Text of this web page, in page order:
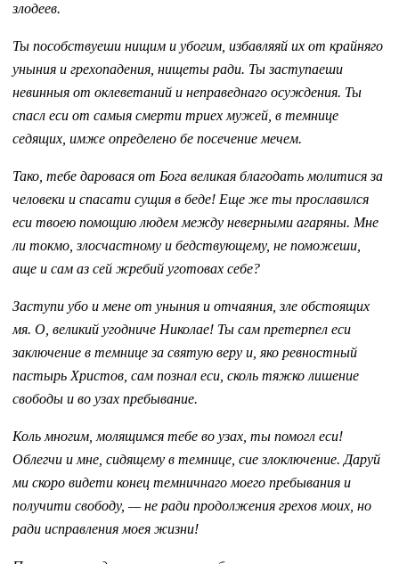
злодеев.
Ты пособствуеши нищим и убогим, избавляяй их от крайняго
уныния и грехопадения, нищеты ради. Ты заступаеши
невинныя от оклеветаний и неправеднаго осуждения. Ты
спасл еси от самыя смерти триех мужей, в темнице
седящих, имже определено бе посечение мечем.
Тако, тебе даровася от Бога великая благодать молитися за
человеки и спасати сущия в беде! Еще же ты прославился
еси твоею помощию людем между неверными агаряны. Мне
ли токмо, злосчастному и бедствующему, не поможеши,
аще и сам аз сей жребий уготовах себе?
Заступи убо и мене от уныния и отчаяния, зле обстоящих
мя. О, великий угодниче Николае! Ты сам претерпел еси
заключение в темнице за святую веру и, яко ревностный
пастырь Христов, сам познал еси, сколь тяжко лишение
свободы и во узах пребывание.
Коль многим, молящимся тебе во узах, ты помогл еси!
Облегчи и мне, сидящему в темнице, сие злоключение. Даруй
ми скоро видети конец темничнаго моего пребывания и
получити свободу, — не ради продолжения грехов моих, но
ради исправления моея жизни!